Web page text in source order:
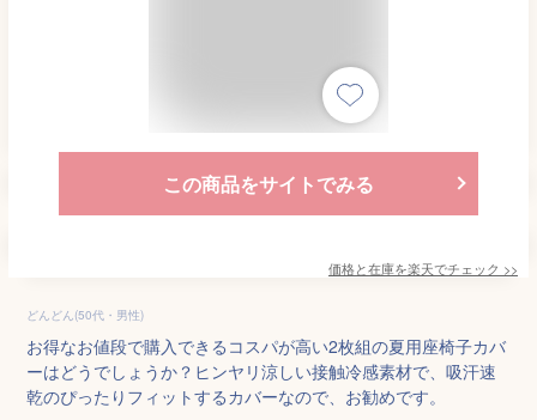
この商品をサイトでみる
価格と在庫を楽天でチェック >>
どんどん(50代・男性)
お得なお値段で購入できるコスパが高い2枚組の夏用座椅子カバ
ーはどうでしょうか？ヒンヤリ涼しい接触冷感素材で、吸汗速
乾のぴったりフィットするカバーなので、お勧めです。